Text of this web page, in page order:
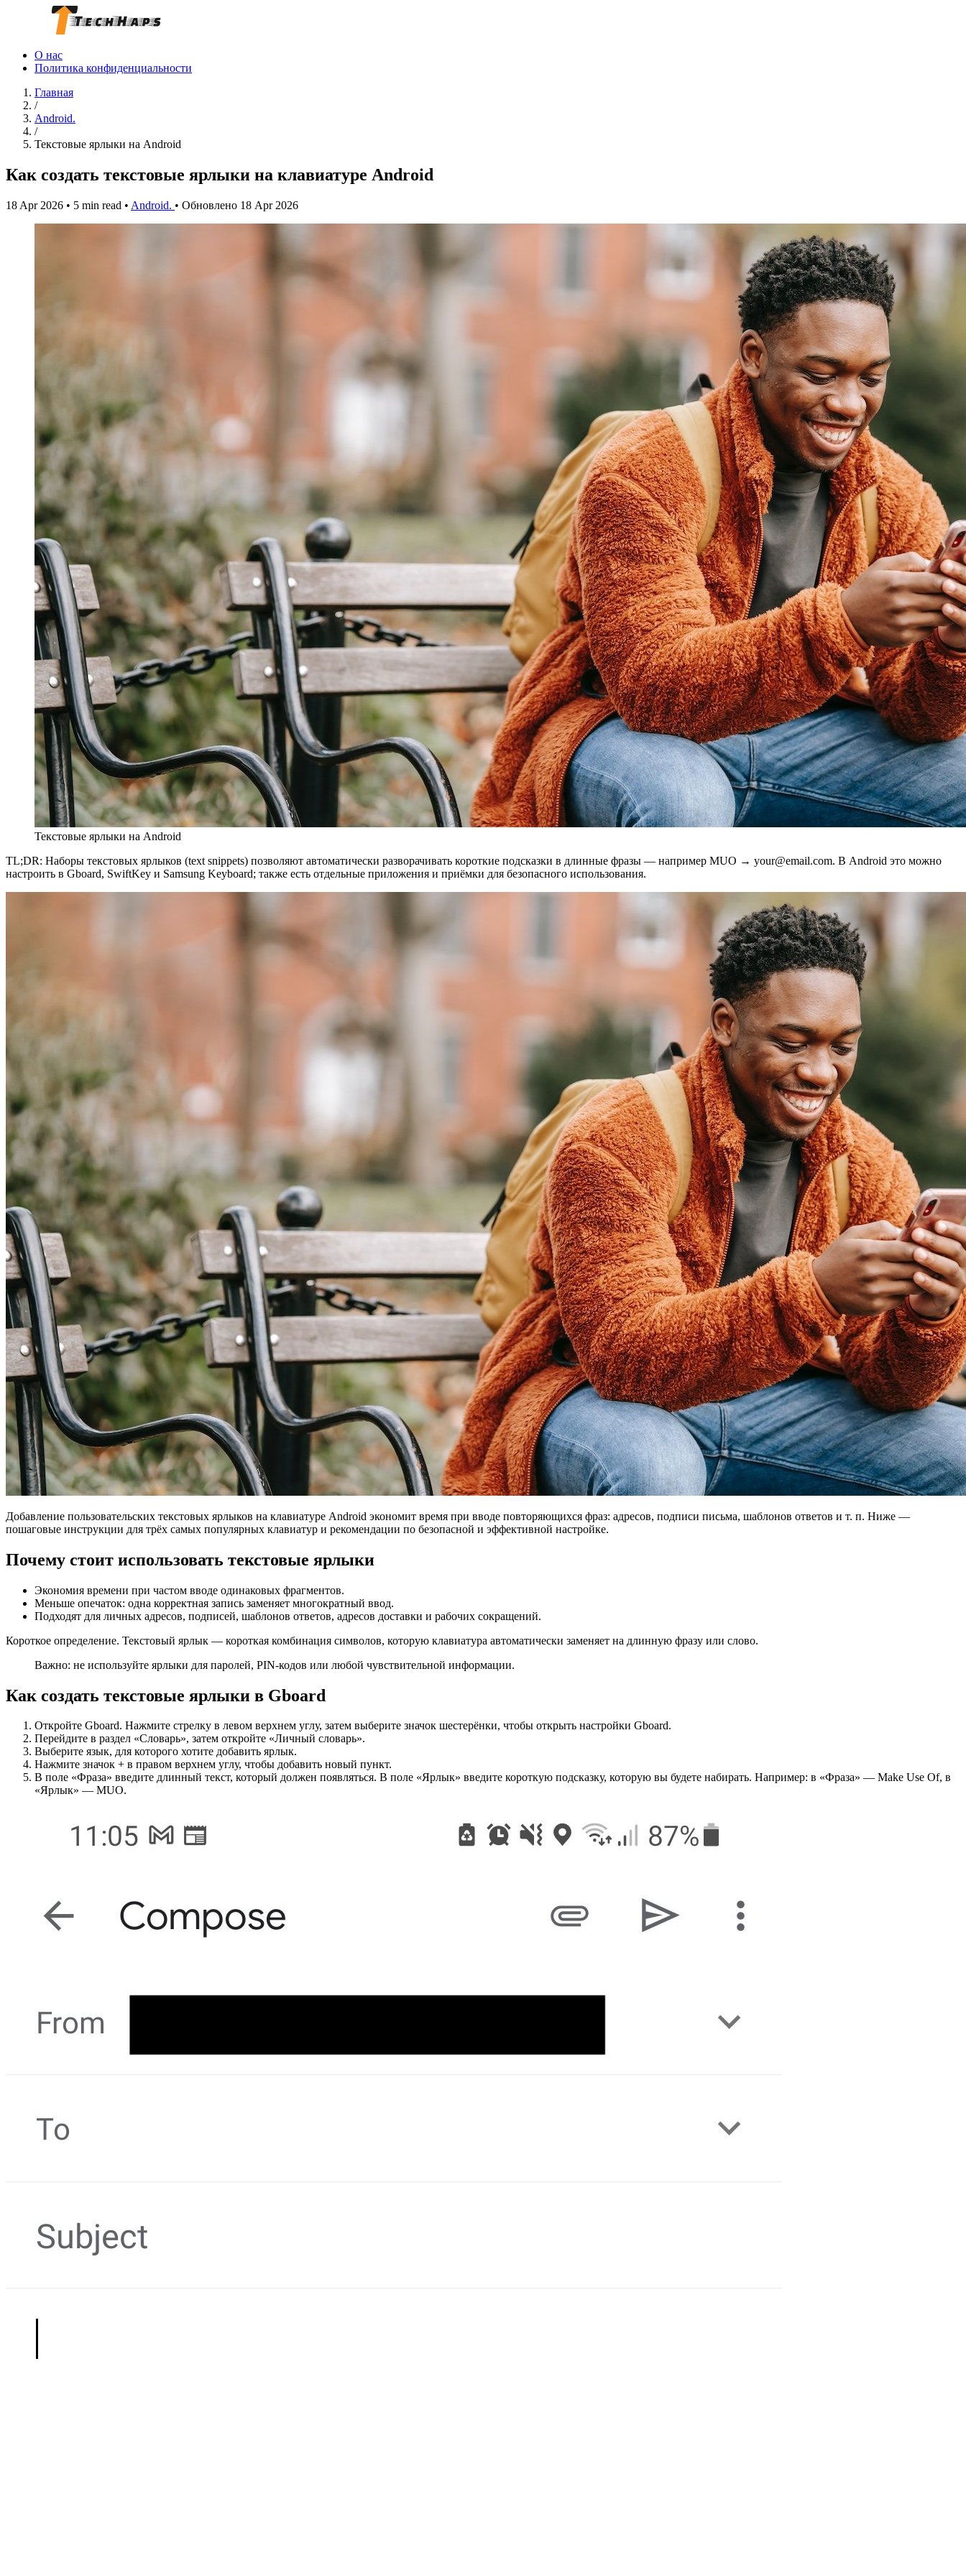
О нас
Политика конфиденциальности
Главная
/
Android.
/
Текстовые ярлыки на Android
Как создать текстовые ярлыки на клавиатуре Android
18 Apr 2026 • 5 min read • Android. • Обновлено 18 Apr 2026
Текстовые ярлыки на Android
TL;DR: Наборы текстовых ярлыков (text snippets) позволяют автоматически разворачивать короткие подсказки в длинные фразы — например MUO → your@email.com. В Android это можно
настроить в Gboard, SwiftKey и Samsung Keyboard; также есть отдельные приложения и приёмки для безопасного использования.
Добавление пользовательских текстовых ярлыков на клавиатуре Android экономит время при вводе повторяющихся фраз: адресов, подписи письма, шаблонов ответов и т. п. Ниже —
пошаговые инструкции для трёх самых популярных клавиатур и рекомендации по безопасной и эффективной настройке.
Почему стоит использовать текстовые ярлыки
Экономия времени при частом вводе одинаковых фрагментов.
Меньше опечаток: одна корректная запись заменяет многократный ввод.
Подходят для личных адресов, подписей, шаблонов ответов, адресов доставки и рабочих сокращений.
Короткое определение. Текстовый ярлык — короткая комбинация символов, которую клавиатура автоматически заменяет на длинную фразу или слово.
Важно: не используйте ярлыки для паролей, PIN-кодов или любой чувствительной информации.
Как создать текстовые ярлыки в Gboard
Откройте Gboard. Нажмите стрелку в левом верхнем углу, затем выберите значок шестерёнки, чтобы открыть настройки Gboard.
Перейдите в раздел «Словарь», затем откройте «Личный словарь».
Выберите язык, для которого хотите добавить ярлык.
Нажмите значок + в правом верхнем углу, чтобы добавить новый пункт.
В поле «Фраза» введите длинный текст, который должен появляться. В поле «Ярлык» введите короткую подсказку, которую вы будете набирать. Например: в «Фраза» — Make Use Of, в
«Ярлык» — MUO.